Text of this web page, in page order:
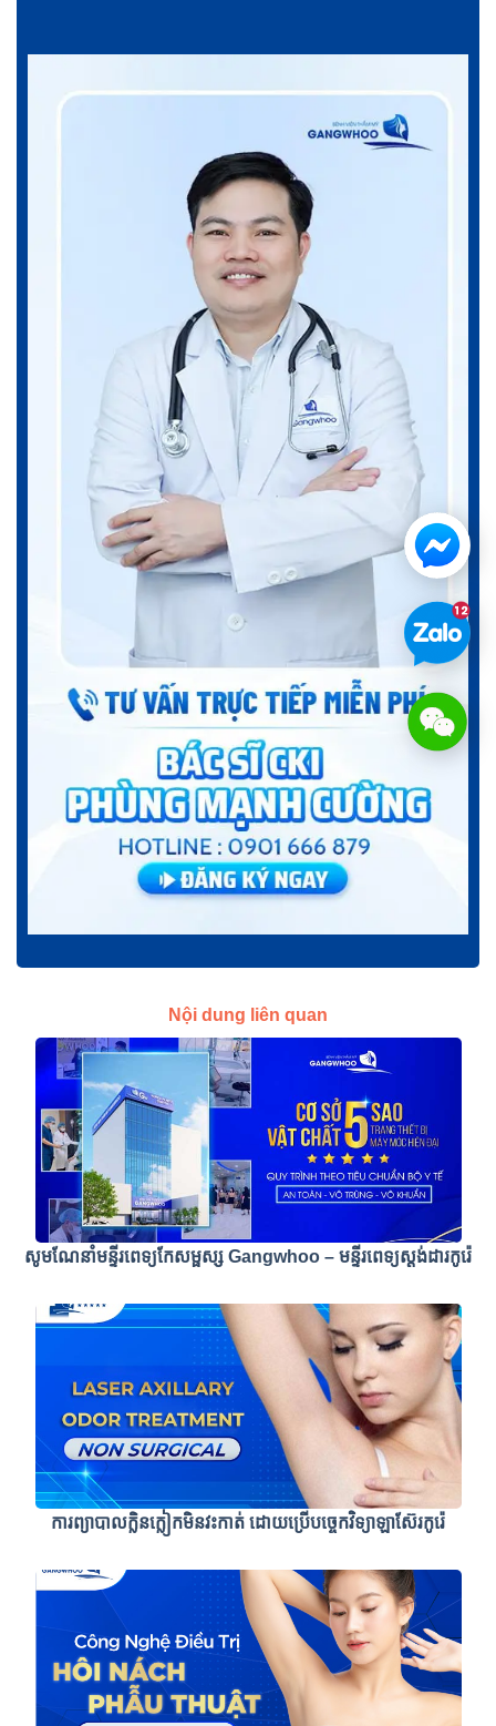
Nội dung liên quan
សូមណែនាំមន្ទីរពេទ្យកែសម្ផស្ស Gangwhoo – មន្ទីរពេទ្យស្តង់ដារកូរ៉េ
ការព្យាបាលក្លិនក្លៀកមិនវះកាត់ ដោយប្រើបច្ចេកវិទ្យាឡាស៊ែរកូរ៉េ